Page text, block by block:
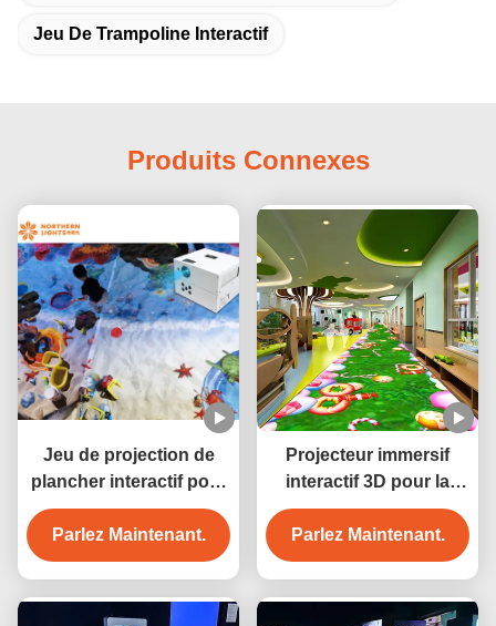
Jeu De Trampoline Interactif
Produits Connexes
Jeu de projection de
plancher interactif pour
parc d'attractions
Parlez Maintenant.
Projecteur immersif
interactif 3D pour la
décoration d'hôtel
Parlez Maintenant.